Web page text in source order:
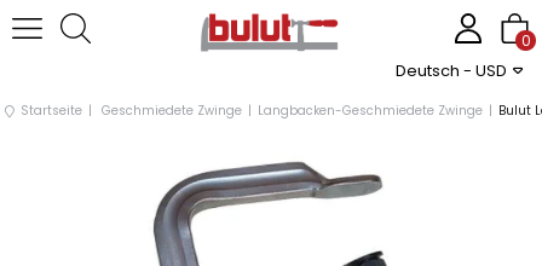
Deutsch - USD
0
Startseite Geschmiedete Zwinge Langbacken-Geschmiedete Zwinge Bulut